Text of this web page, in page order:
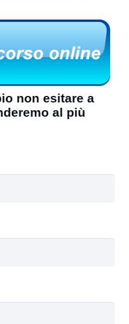
non esitare a
al più